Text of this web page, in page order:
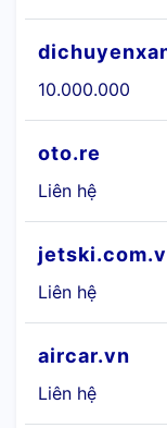
10.000.000
oto.re
Liên hệ
Liên hệ
aircar.vn
Liên hệ